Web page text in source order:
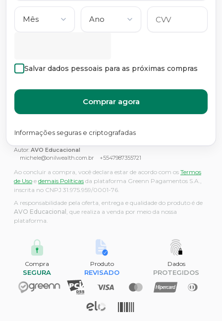
Salvar dados pessoais para as próximas compras
Comprar agora
Informações seguras e criptografadas
Autor: AVO Educacional
michele@onilwealth.com.br
+5547987355721
Ao concluir a compra, você declara estar de acordo com os Termos
de Uso e demais Políticas da plataforma Greenn Pagamentos S.A.,
inscrita no CNPJ 31.975.959/0001-76.
A responsabilidade pela oferta, entrega e qualidade do produto é de
AVO Educacional , que realiza a venda por meio da nossa
plataforma.
Compra
SEGURA
Produto
REVISADO
Dados
PROTEGIDOS